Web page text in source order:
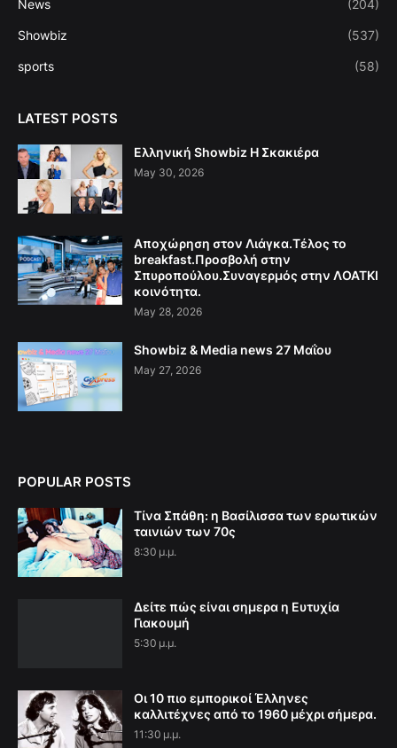
News (204)
Showbiz (537)
sports (58)
LATEST POSTS
Ελληνική Showbiz Η Σκακιέρα
May 30, 2026
Αποχώρηση στον Λιάγκα.Τέλος το
breakfast.Προσβολή στην
Σπυροπούλου.Συναγερμός στην ΛΟΑΤΚΙ
κοινότητα.
May 28, 2026
Showbiz & Media news 27 Μαΐου
May 27, 2026
POPULAR POSTS
Τίνα Σπάθη: η Βασίλισσα των ερωτικών
ταινιών των 70ς
8:30 μ.μ.
Δείτε πώς είναι σημερα η Ευτυχία
Γιακουμή
5:30 μ.μ.
Οι 10 πιο εμπορικοί Έλληνες
καλλιτέχνες από το 1960 μέχρι σήμερα.
11:30 μ.μ.